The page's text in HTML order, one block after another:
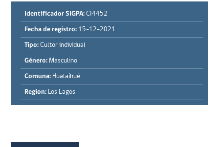
Identificador SIGPA: CI4452
Fecha de registro: 15-12-2021
Tipo: Cultor individual
Género: Masculino
Comuna: Hualaihué
Region: Los Lagos